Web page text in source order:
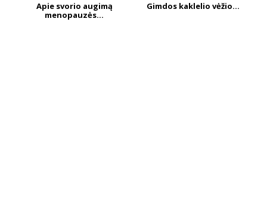
Apie svorio augimą
menopauzės...
Gimdos kaklelio vėžio...